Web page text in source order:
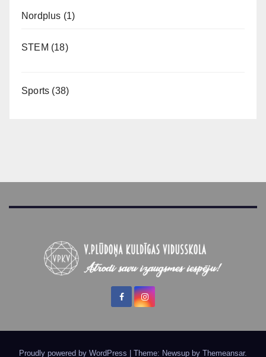
Nordplus (1)
STEM (18)
Sports (38)
Proudly powered by WordPress Theme: Newsup by Themeansar.